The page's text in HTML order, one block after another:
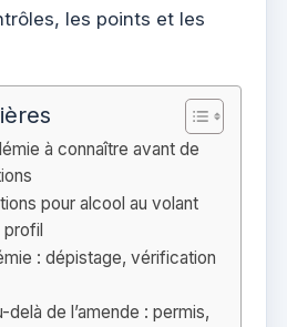
les points et les
à connaître avant de
pour alcool au volant
: dépistage, vérification
de l’amende : permis,